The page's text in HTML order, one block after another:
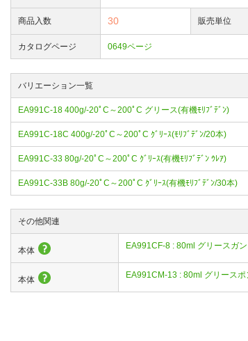
商品入数 30 販売単位
カタログページ 0649ページ
バリエーション一覧
EA991C-18 400g/-20ﾟC～200ﾟC グリース(有機ﾓﾘﾌﾞﾃﾞﾝ)
EA991C-18C 400g/-20ﾟC～200ﾟC ｸﾞﾘｰｽ(ﾓﾘﾌﾞﾃﾞﾝ/20本)
EA991C-33 80g/-20ﾟC～200ﾟC ｸﾞﾘｰｽ(有機ﾓﾘﾌﾞﾃﾞﾝ ｳﾚｱ)
EA991C-33B 80g/-20ﾟC～200ﾟC ｸﾞﾘｰｽ(有機ﾓﾘﾌﾞﾃﾞﾝ/30本)
その他関連
本体 EA991CF-8 : 80ml グリースガン
本体 EA991CM-13 : 80ml グリースポ